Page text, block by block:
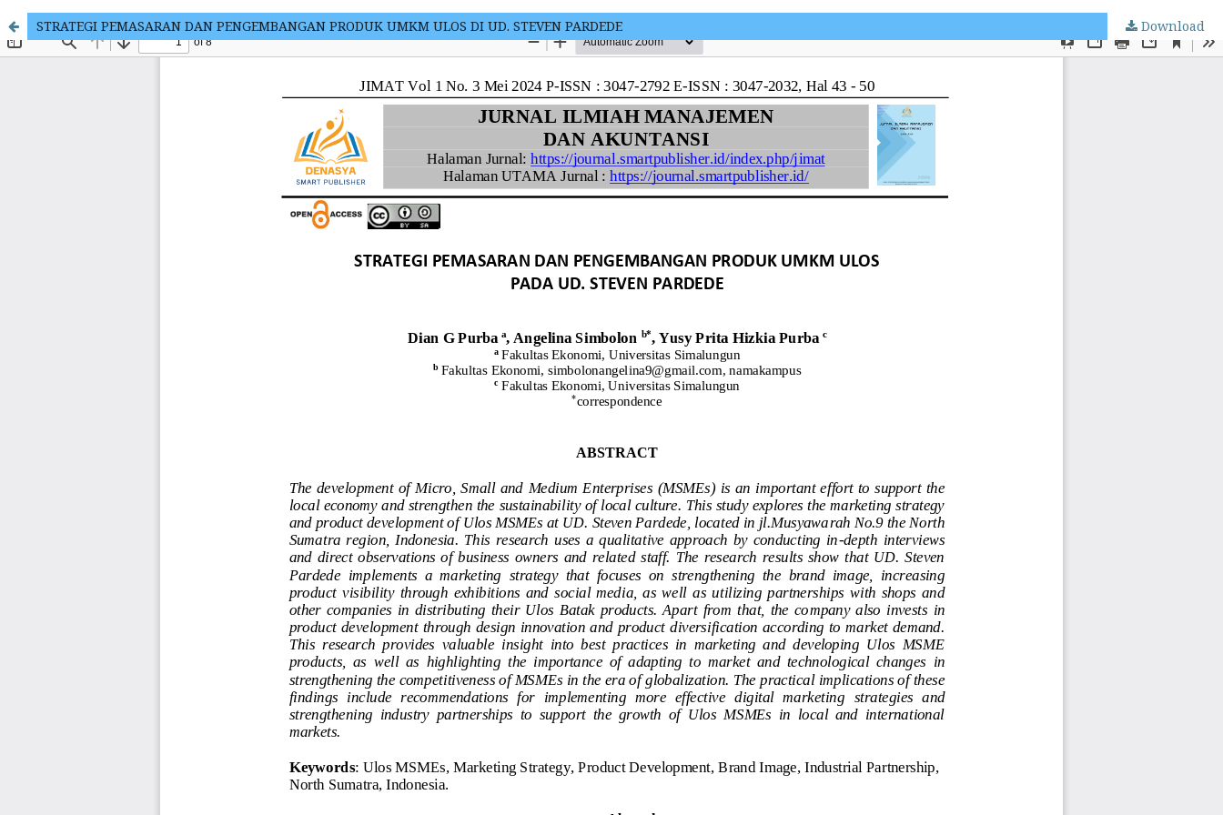
STRATEGI PEMASARAN DAN PENGEMBANGAN PRODUK UMKM ULOS DI UD. STEVEN PARDEDE Download